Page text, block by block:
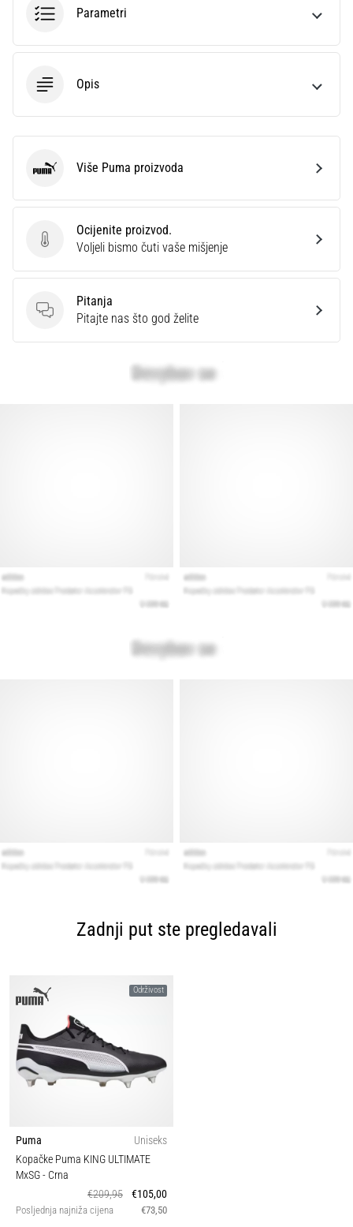
Parametri
Opis
Ocijenite proizvod.
Ocijenite proizvod.
Voljeli bismo čuti vaše mišjenje
Pitanja
Pitanja
Pitajte nas što god želite
Puma Više Puma proizvoda
Zadnji put ste pregledavali
Održivost
Puma
Uniseks
Kopačke Puma KING ULTIMATE
MxSG- Crna
€209,95
€105,00
Posljednja najniža cijena €73,50